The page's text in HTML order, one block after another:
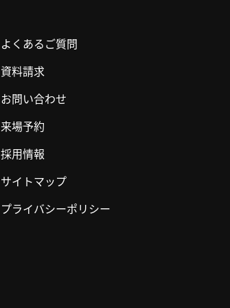
よくあるご質問
資料請求
お問い合わせ
来場予約
採用情報
サイトマップ
プライバシーポリシー